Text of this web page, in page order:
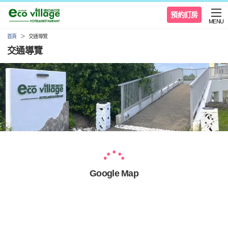
預約訂房
MENU
首頁 交通導覽
交通導覽
Google Map